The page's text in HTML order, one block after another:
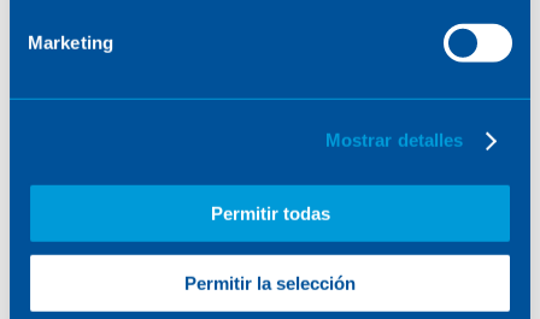
Marketing
Mostrar detalles
Permitir todas
Permitir la selección